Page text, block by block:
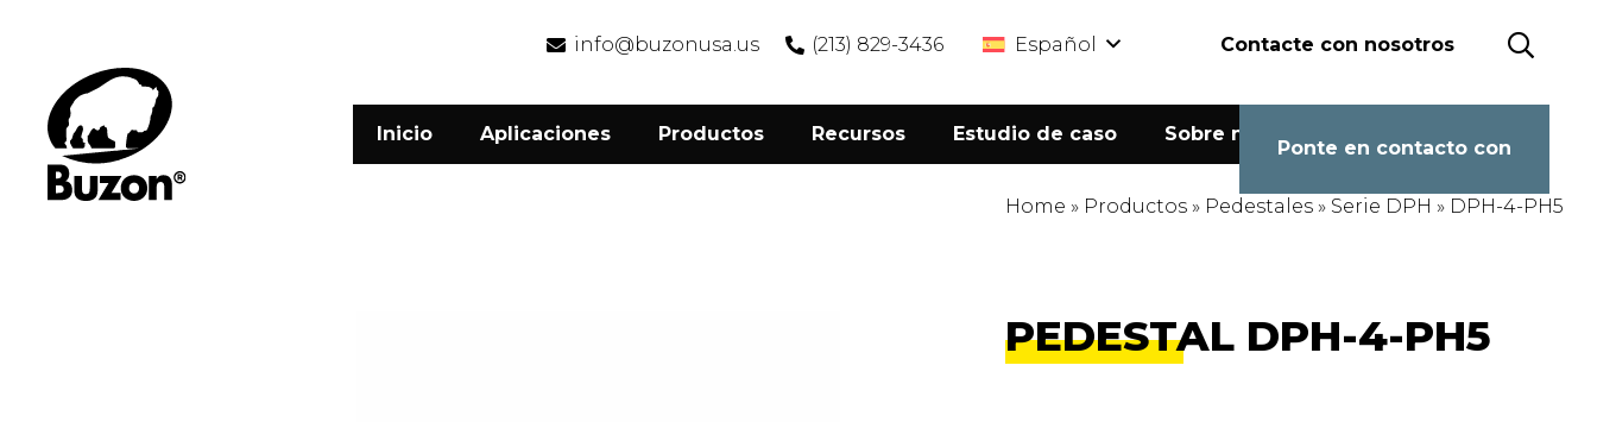
info@buzonusa.us (213) 829-3436 Español Contacte con nosotros
Inicio Aplicaciones Productos Recursos Estudio de caso Sobre nosotros
Ponte en contacto con
Home » Productos » Pedestales » Serie DPH » DPH-4-PH5
PEDESTAL DPH-4-PH5